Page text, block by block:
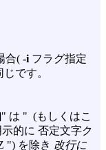
合( -i フラグ指定
じです。
は " (もしくはこ
的に 否定文字ク
") を除き 改行に